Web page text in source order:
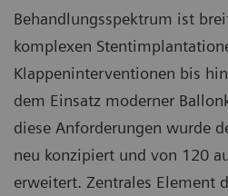
Behandlungsspektrum ist
komplexen
Klappeninterventionen bis
dem Einsatz moderner
diese Anforderungen wurde
neu konzipiert und von 120
erweitert. Zentrales Element